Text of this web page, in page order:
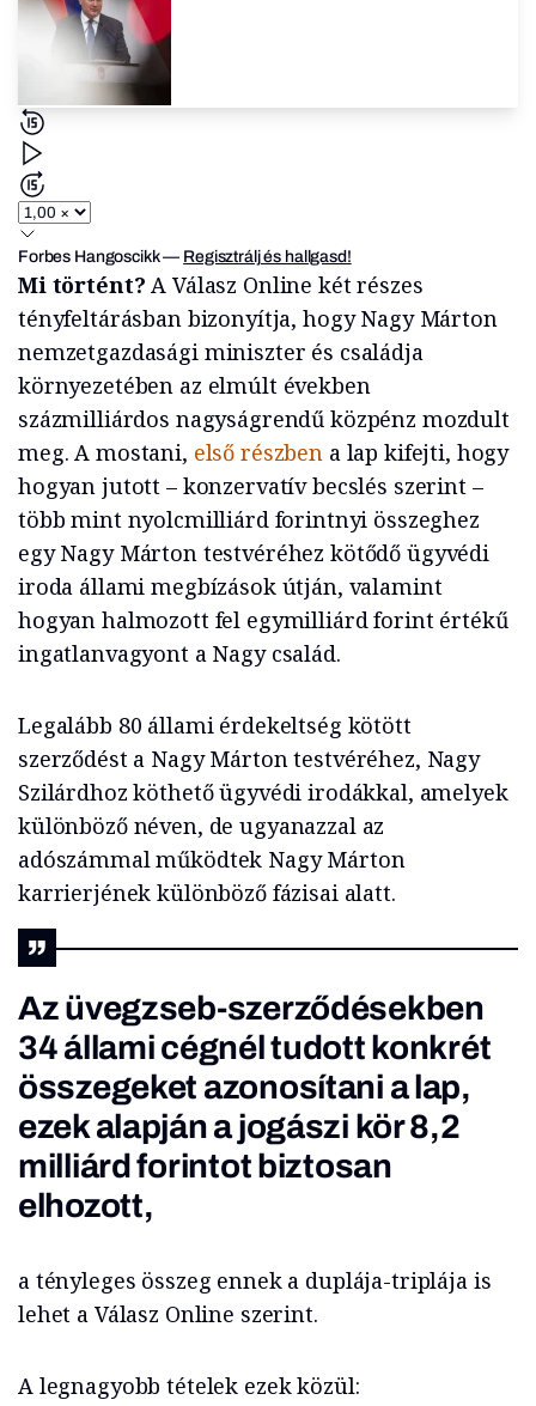
Forbes Hangoscikk— Regisztrálj és hallgasd!
Mi történt?A Válasz Online két részes
tényfeltárásban bizonyítja, hogy Nagy Márton
nemzetgazdasági miniszter és családja
környezetében az elmúlt években
százmilliárdos nagyságrendű közpénz mozdult
meg. A mostani, első részbena lap kifejti, hogy
hogyan jutott – konzervatív becslés szerint –
több mint nyolcmilliárd forintnyi összeghez
egy Nagy Márton testvéréhez kötődő ügyvédi
iroda állami megbízások útján, valamint
hogyan halmozott fel egymilliárd forint értékű
ingatlanvagyont a Nagy család.
Legalább 80 állami érdekeltség kötött
szerződést a Nagy Márton testvéréhez, Nagy
Szilárdhoz köthető ügyvédi irodákkal, amelyek
különböző néven, de ugyanazzal az
adószámmal működtek Nagy Márton
karrierjének különböző fázisai alatt.
Az üvegzseb-szerződésekben
34 állami cégnél tudott konkrét
összegeket azonosítani a lap,
ezek alapján a jogászi kör 8,2
milliárd forintot biztosan
elhozott,
a tényleges összeg ennek a duplája-triplája is
lehet a Válasz Online szerint.
A legnagyobb tételek ezek közül: